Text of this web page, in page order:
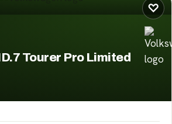
♡
Tourer Pro Limited